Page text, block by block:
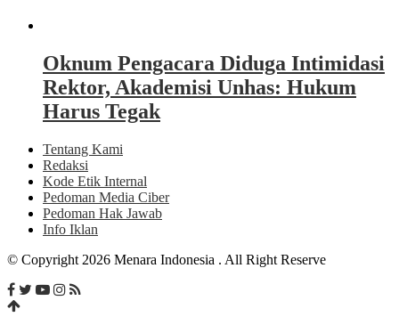
Oknum Pengacara Diduga Intimidasi
Rektor, Akademisi Unhas: Hukum
Harus Tegak
Tentang Kami
Redaksi
Kode Etik Internal
Pedoman Media Ciber
Pedoman Hak Jawab
Info Iklan
© Copyright 2026 Menara Indonesia . All Right Reserve